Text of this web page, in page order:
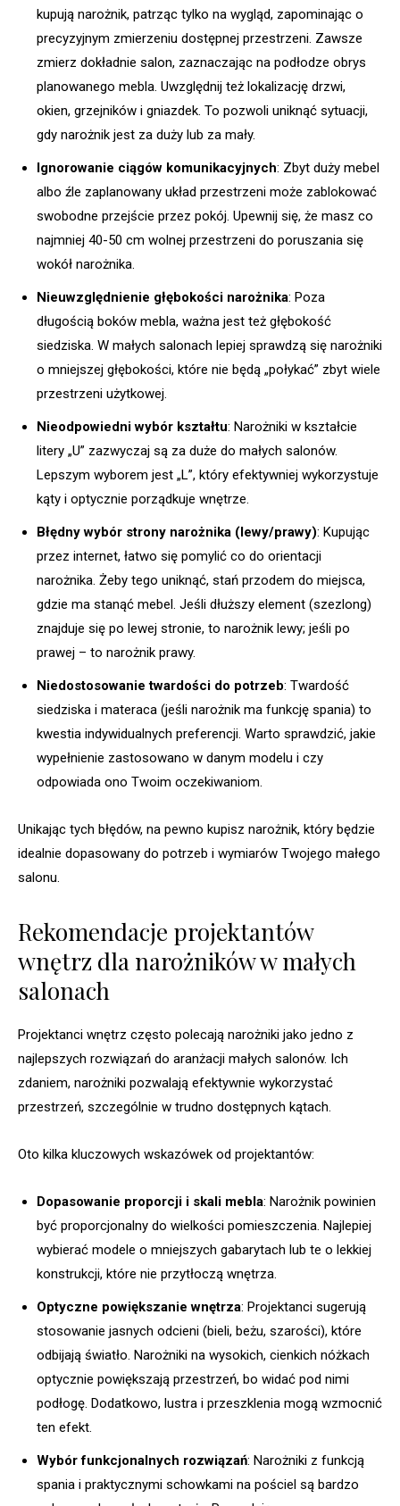
kupują narożnik, patrząc tylko na wygląd, zapominając o
precyzyjnym zmierzeniu dostępnej przestrzeni. Zawsze
zmierz dokładnie salon, zaznaczając na podłodze obrys
planowanego mebla. Uwzględnij też lokalizację drzwi,
okien, grzejników i gniazdek. To pozwoli uniknąć sytuacji,
gdy narożnik jest za duży lub za mały.
Ignorowanie ciągów komunikacyjnych: Zbyt duży mebel
albo źle zaplanowany układ przestrzeni może zablokować
swobodne przejście przez pokój. Upewnij się, że masz co
najmniej 40-50 cm wolnej przestrzeni do poruszania się
wokół narożnika.
Nieuwzględnienie głębokości narożnika: Poza
długością boków mebla, ważna jest też głębokość
siedziska. W małych salonach lepiej sprawdzą się narożniki
o mniejszej głębokości, które nie będą „połykać” zbyt wiele
przestrzeni użytkowej.
Nieodpowiedni wybór kształtu: Narożniki w kształcie
litery „U” zazwyczaj są za duże do małych salonów.
Lepszym wyborem jest „L”, który efektywniej wykorzystuje
kąty i optycznie porządkuje wnętrze.
Błędny wybór strony narożnika (lewy/prawy): Kupując
przez internet, łatwo się pomylić co do orientacji
narożnika. Żeby tego uniknąć, stań przodem do miejsca,
gdzie ma stanąć mebel. Jeśli dłuższy element (szezlong)
znajduje się po lewej stronie, to narożnik lewy; jeśli po
prawej – to narożnik prawy.
Niedostosowanie twardości do potrzeb: Twardość
siedziska i materaca (jeśli narożnik ma funkcję spania) to
kwestia indywidualnych preferencji. Warto sprawdzić, jakie
wypełnienie zastosowano w danym modelu i czy
odpowiada ono Twoim oczekiwaniom.
Unikając tych błędów, na pewno kupisz narożnik, który będzie
idealnie dopasowany do potrzeb i wymiarów Twojego małego
salonu.
Rekomendacje projektantów
wnętrz dla narożników w małych
salonach
Projektanci wnętrz często polecają narożniki jako jedno z
najlepszych rozwiązań do aranżacji małych salonów. Ich
zdaniem, narożniki pozwalają efektywnie wykorzystać
przestrzeń, szczególnie w trudno dostępnych kątach.
Oto kilka kluczowych wskazówek od projektantów:
Dopasowanie proporcji i skali mebla: Narożnik powinien
być proporcjonalny do wielkości pomieszczenia. Najlepiej
wybierać modele o mniejszych gabarytach lub te o lekkiej
konstrukcji, które nie przytłoczą wnętrza.
Optyczne powiększanie wnętrza: Projektanci sugerują
stosowanie jasnych odcieni (bieli, beżu, szarości), które
odbijają światło. Narożniki na wysokich, cienkich nóżkach
optycznie powiększają przestrzeń, bo widać pod nimi
podłogę. Dodatkowo, lustra i przeszklenia mogą wzmocnić
ten efekt.
Wybór funkcjonalnych rozwiązań: Narożniki z funkcją
spania i praktycznymi schowkami na pościel są bardzo